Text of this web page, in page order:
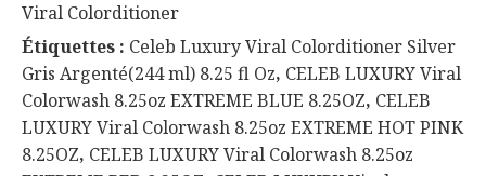
Viral Colorditioner
Étiquettes : Celeb Luxury Viral Colorditioner Silver
Gris Argenté(244 ml) 8.25 fl Oz, CELEB LUXURY Viral
Colorwash 8.25oz EXTREME BLUE 8.25OZ, CELEB
LUXURY Viral Colorwash 8.25oz EXTREME HOT PINK
8.25OZ, CELEB LUXURY Viral Colorwash 8.25oz